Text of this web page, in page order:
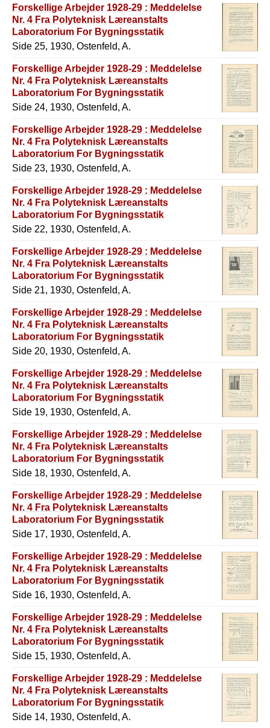
Forskellige Arbejder 1928-29 : Meddelelse
Nr. 4 Fra Polyteknisk Læreanstalts
Laboratorium For Bygningsstatik
Side 25, 1930, Ostenfeld, A.
Forskellige Arbejder 1928-29 : Meddelelse
Nr. 4 Fra Polyteknisk Læreanstalts
Laboratorium For Bygningsstatik
Side 24, 1930, Ostenfeld, A.
Forskellige Arbejder 1928-29 : Meddelelse
Nr. 4 Fra Polyteknisk Læreanstalts
Laboratorium For Bygningsstatik
Side 23, 1930, Ostenfeld, A.
Forskellige Arbejder 1928-29 : Meddelelse
Nr. 4 Fra Polyteknisk Læreanstalts
Laboratorium For Bygningsstatik
Side 22, 1930, Ostenfeld, A.
Forskellige Arbejder 1928-29 : Meddelelse
Nr. 4 Fra Polyteknisk Læreanstalts
Laboratorium For Bygningsstatik
Side 21, 1930, Ostenfeld, A.
Forskellige Arbejder 1928-29 : Meddelelse
Nr. 4 Fra Polyteknisk Læreanstalts
Laboratorium For Bygningsstatik
Side 20, 1930, Ostenfeld, A.
Forskellige Arbejder 1928-29 : Meddelelse
Nr. 4 Fra Polyteknisk Læreanstalts
Laboratorium For Bygningsstatik
Side 19, 1930, Ostenfeld, A.
Forskellige Arbejder 1928-29 : Meddelelse
Nr. 4 Fra Polyteknisk Læreanstalts
Laboratorium For Bygningsstatik
Side 18, 1930, Ostenfeld, A.
Forskellige Arbejder 1928-29 : Meddelelse
Nr. 4 Fra Polyteknisk Læreanstalts
Laboratorium For Bygningsstatik
Side 17, 1930, Ostenfeld, A.
Forskellige Arbejder 1928-29 : Meddelelse
Nr. 4 Fra Polyteknisk Læreanstalts
Laboratorium For Bygningsstatik
Side 16, 1930, Ostenfeld, A.
Forskellige Arbejder 1928-29 : Meddelelse
Nr. 4 Fra Polyteknisk Læreanstalts
Laboratorium For Bygningsstatik
Side 15, 1930, Ostenfeld, A.
Forskellige Arbejder 1928-29 : Meddelelse
Nr. 4 Fra Polyteknisk Læreanstalts
Laboratorium For Bygningsstatik
Side 14, 1930, Ostenfeld, A.